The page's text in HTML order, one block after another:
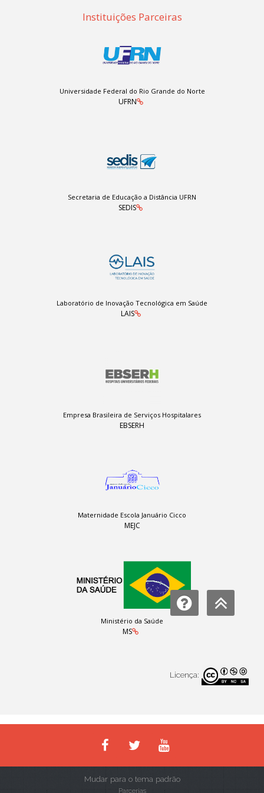
Instituições Parceiras
Universidade Federal do Rio Grande do Norte
UFRN
Secretaria de Educação a Distância UFRN
SEDIS
Laboratório de Inovação Tecnológica em Saúde
LAIS
Empresa Brasileira de Serviços Hospitalares
EBSERH
Maternidade Escola Januário Cicco
MEJC
Ministério da Saúde
MS
Licença:
Mudar para o tema padrão
Parcerias